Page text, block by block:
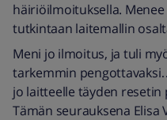
häiriöilmoituksella.
tutkintaan laitemallin
Meni jo ilmoitus, ja tuli
tarkemmin
jo laitteelle täyden
Tämän seurauksena